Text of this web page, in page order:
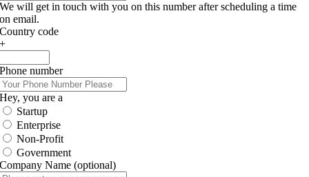
We will get in touch with you on this number after scheduling a time
on email.
Country code
+
Phone number
Hey, you are a
Startup
Enterprise
Non-Profit
Government
Company Name (optional)